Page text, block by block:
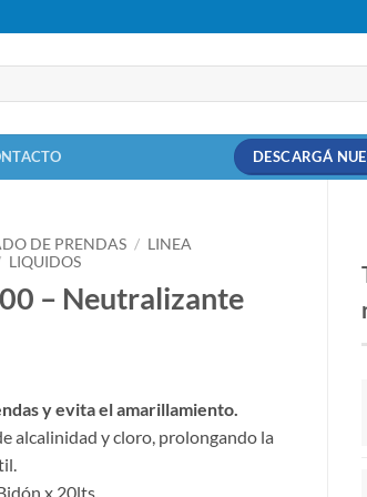
DESCARGÁ
DE PRENDAS / LINEA
LIQUIDOS
– Neutralizante
y evita el amarillamiento.
alcalinidad y cloro, prolongando la
x 20lts.